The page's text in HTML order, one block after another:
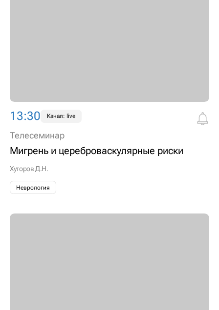
13:30 Канал: live
Телесеминар
Мигрень и цереброваскулярные риски
Хуторов Д.Н.
Неврология